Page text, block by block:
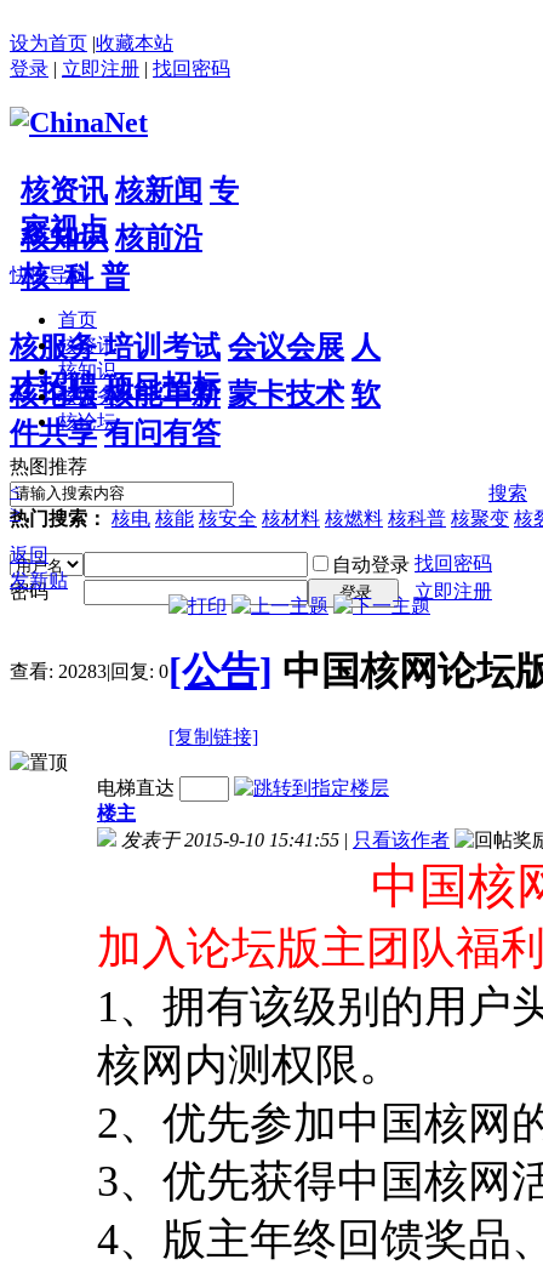
设为首页 |收藏本站
登录 | 立即注册 | 找回密码
核资讯 核新闻 专
家视点
核知识 核前沿
核 科 普
核服务 培训考试 会议会展 人
才招聘 项目招标
核论坛 核能革新 蒙卡技术 软
件共享 有问有答
搜索
热门搜索： 核电 核能 核安全 核材料 核燃料 核科普 核聚变 核
自动登录 找回密码
密码
登录 立即注册
快捷导航
首页
核资讯
核知识
核服务
核论坛
热图推荐
<
>
返回
发新贴
查看: 20283|回复: 0[公告] 中国核网论坛
[复制链接]
电梯直达
楼主
发表于 2015-9-10 15:41:55 | 只看该作者
中国核
加入论坛版主团队福
1、拥有该级别的用户
核网内测权限。
2、优先参加中国核网
3、优先获得中国核网
4、版主年终回馈奖品